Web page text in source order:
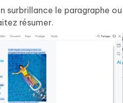
surbrillance le paragraphe ou
résumer.